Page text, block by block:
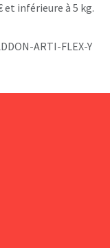
et inférieure à 5 kg.
ARTI-FLEX-Y